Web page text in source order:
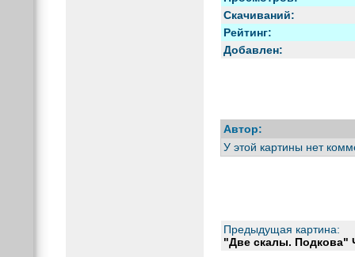
Скачиваний:
Рейтинг:
Добавлен:
Автор:
У этой картины нет
Предыдущая картина:
"Две скалы. Подкова"